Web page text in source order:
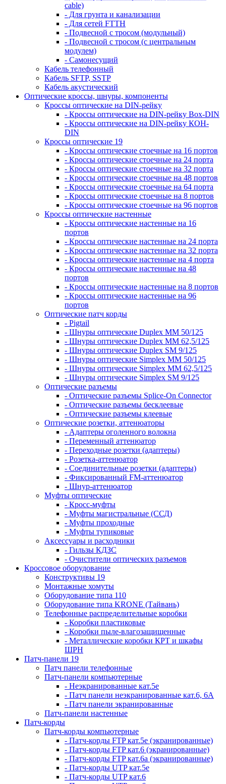
cable)
- Для грунта и канализации
- Для сетей FTTH
- Подвесной с тросом (модульный)
- Подвесной с тросом (с центральным
модулем)
- Самонесущий
Кабель телефонный
Кабель SFTP, SSTP
Кабель акустический
Оптические кроссы, шнуры, компоненты
Кроссы оптические на DIN-рейку
- Кроссы оптические на DIN-рейку Box-DIN
- Кроссы оптические на DIN-рейку КОН-
DIN
Кроссы оптические 19
- Кроссы оптические стоечные на 16 портов
- Кроссы оптические стоечные на 24 порта
- Кроссы оптические стоечные на 32 порта
- Кроссы оптические стоечные на 48 портов
- Кроссы оптические стоечные на 64 порта
- Кроссы оптические стоечные на 8 портов
- Кроссы оптические стоечные на 96 портов
Кроссы оптические настенные
- Кроссы оптические настенные на 16
портов
- Кроссы оптические настенные на 24 порта
- Кроссы оптические настенные на 32 порта
- Кроссы оптические настенные на 4 порта
- Кроссы оптические настенные на 48
портов
- Кроссы оптические настенные на 8 портов
- Кроссы оптические настенные на 96
портов
Оптические патч корды
- Pigtail
- Шнуры оптические Duplex MM 50/125
- Шнуры оптические Duplex MM 62,5/125
- Шнуры оптические Duplex SM 9/125
- Шнуры оптические Simplex MM 50/125
- Шнуры оптические Simplex MM 62,5/125
- Шнуры оптические Simplex SM 9/125
Оптические разъемы
- Оптические разъемы Splice-On Connector
- Оптические разъемы бесклеевые
- Оптические разъемы клеевые
Оптические розетки, аттенюаторы
- Адаптеры оголенного волокна
- Переменный аттенюатор
- Переходные розетки (адаптеры)
- Розетка-аттенюатор
- Соединительные розетки (адаптеры)
- Фиксированный FM-аттенюатор
- Шнур-аттенюатор
Муфты оптические
- Кросс-муфты
- Муфты магистральные (ССД)
- Муфты проходные
- Муфты тупиковые
Аксессуары и расходники
- Гильзы КДЗС
- Очистители оптических разъемов
Кроссовое оборудование
Конструктивы 19
Монтажные хомуты
Оборудование типа 110
Оборудование типа KRONE (Тайвань)
Телефонные распределительные коробки
- Коробки пластиковые
- Коробки пыле-влагозащищенные
- Металлические коробки КРТ и шкафы
ШРН
Патч-панели 19
Патч панели телефонные
Патч-панели компьютерные
- Неэкранированные кат.5е
- Патч панели неэкранированные кат.6, 6А
- Патч панели экранированные
Патч-панели настенные
Патч-корды
Патч-корды компьютерные
- Патч-корды FTP кат.5е (экранированные)
- Патч-корды FTP кат.6 (экранированные)
- Патч-корды FTP кат.6а (экранированные)
- Патч-корды UTP кат.5е
- Патч-корды UTP кат.6